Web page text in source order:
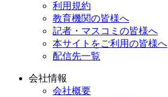
利用規約
教育機関の皆様へ
記者・マスコミの皆様へ
本サイトをご利用の皆様へ
配信先一覧
会社情報
会社概要